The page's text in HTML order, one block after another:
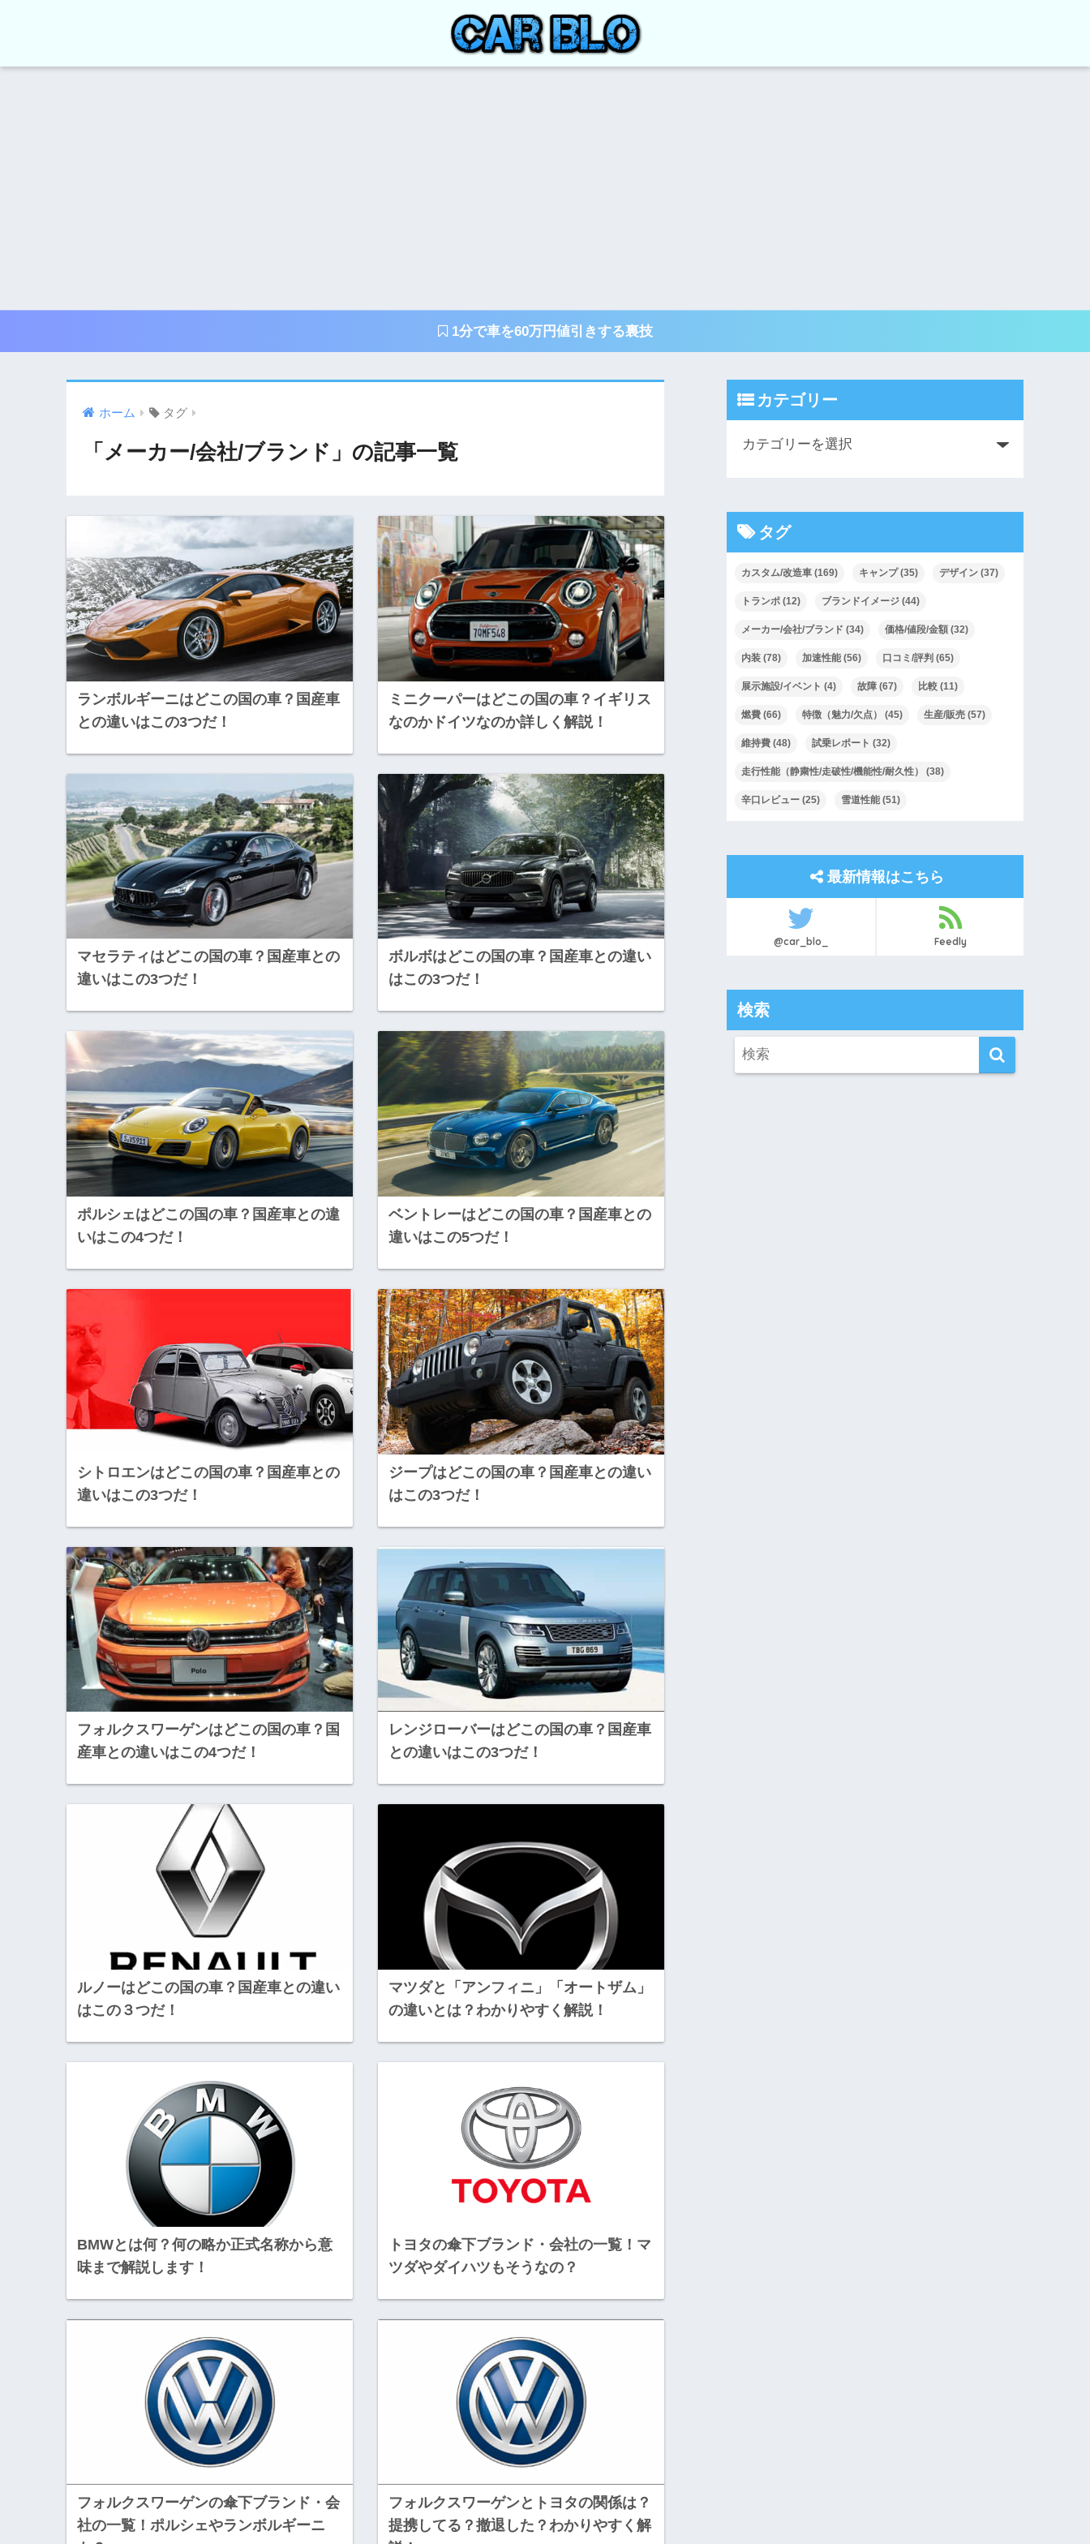
1分で車を60万円値引きする裏技
ホーム タグ
「メーカー/会社/ブランド」の記事一覧
ランボルギーニはどこの国の車？国産車
との違いはこの3つだ！
ミニクーパーはどこの国の車？イギリス
なのかドイツなのか詳しく解説！
マセラティはどこの国の車？国産車との
違いはこの3つだ！
ボルボはどこの国の車？国産車との違い
はこの3つだ！
ポルシェはどこの国の車？国産車との違
いはこの4つだ！
ベントレーはどこの国の車？国産車との
違いはこの5つだ！
シトロエンはどこの国の車？国産車との
違いはこの3つだ！
ジープはどこの国の車？国産車との違い
はこの3つだ！
フォルクスワーゲンはどこの国の車？国
産車との違いはこの4つだ！
レンジローバーはどこの国の車？国産車
との違いはこの3つだ！
ルノーはどこの国の車？国産車との違い
はこの３つだ！
マツダと「アンフィニ」「オートザム」
の違いとは？わかりやすく解説！
BMWとは何？何の略か正式名称から意
味まで解説します！
トヨタの傘下ブランド・会社の一覧！マ
ツダやダイハツもそうなの？
フォルクスワーゲンの傘下ブランド・会
社の一覧！ポルシェやランボルギーニ
フォルクスワーゲンとトヨタの関係は？
提携してる？撤退した？わかりやすく解
カテゴリー
タグ
カスタム/改造車 (169) キャンプ(35) デザイン (37)
トランポ (12) ブランドイメージ (44)
メーカー/会社/ブランド (34) 価格/値段/金額 (32)
内装 (78) 加速性能 (56) 口コミ/評判 (65)
展示施設/イベント (4) 故障 (67) 比較 (11)
燃費 (66) 特徴（魅力/欠点） (45) 生産/販売 (57)
維持費 (48) 試乗レポート (32)
走行性能（静粛性/走破性/機能性/耐久性） (38)
辛口レビュー (25) 雪道性能 (51)
最新情報はこちら
@car_blo_ Feedly
検索